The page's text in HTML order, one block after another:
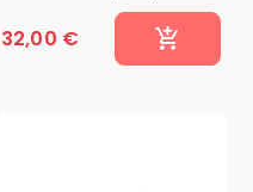
32,00 €